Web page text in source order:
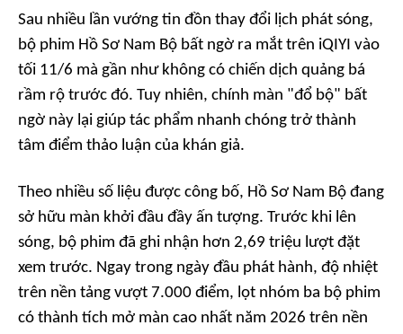
Sau nhiều lần vướng tin đồn thay đổi lịch phát sóng,
bộ phim Hồ Sơ Nam Bộ bất ngờ ra mắt trên iQIYI vào
tối 11/6 mà gần như không có chiến dịch quảng bá
rầm rộ trước đó. Tuy nhiên, chính màn "đổ bộ" bất
ngờ này lại giúp tác phẩm nhanh chóng trở thành
tâm điểm thảo luận của khán giả.
Theo nhiều số liệu được công bố, Hồ Sơ Nam Bộ đang
sở hữu màn khởi đầu đầy ấn tượng. Trước khi lên
sóng, bộ phim đã ghi nhận hơn 2,69 triệu lượt đặt
xem trước. Ngay trong ngày đầu phát hành, độ nhiệt
trên nền tảng vượt 7.000 điểm, lọt nhóm ba bộ phim
có thành tích mở màn cao nhất năm 2026 trên nền